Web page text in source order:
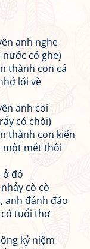
anh nghe
có ghe)
thành con cá
lối về
anh coi
có chòi)
thành con kiến
một mét thôi
ở đó
cò cò
anh đánh đáo
tuổi thơ
kỷ niệm